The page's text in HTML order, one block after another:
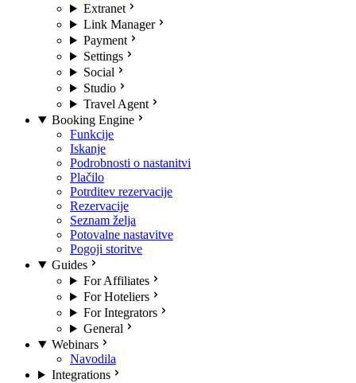
Extranet
Link Manager
Payment
Settings
Social
Studio
Travel Agent
Booking Engine
Funkcije
Iskanje
Podrobnosti o nastanitvi
Plačilo
Potrditev rezervacije
Rezervacije
Seznam želja
Potovalne nastavitve
Pogoji storitve
Guides
For Affiliates
For Hoteliers
For Integrators
General
Webinars
Navodila
Integrations